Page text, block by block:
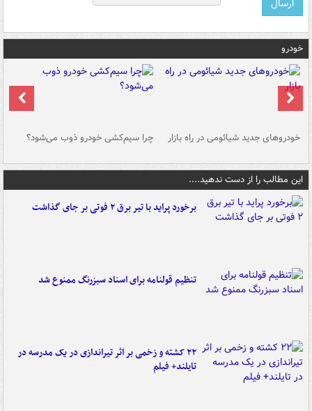
خودرو
خودروهای جدید شیائومی در راه بازار چرا سیم‌کشی خودرو ذوب می‌شود؟
این مطالب را از دست ندهید....
برخورد پراید با تیر برق ۲ فوتی بر جای گذاشت
تنظیم قولنامه برای اسناد سبزرنگ ممنوع شد
۲۲ کشته و زخمی بر اثر تیراندازی در یک مدرسه در
تایلند+ فیلم